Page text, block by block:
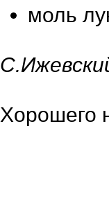
моль
Хорошего